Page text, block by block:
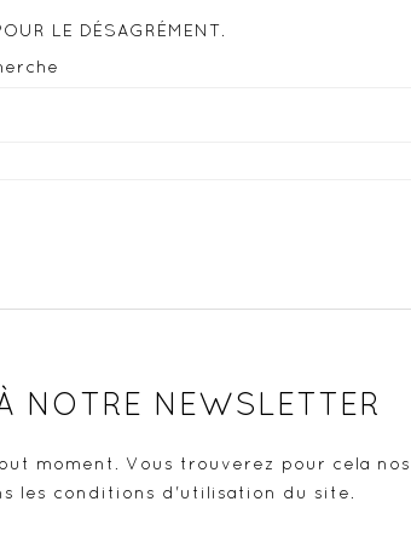
LE DÉSAGRÉMENT.
NOTRE NEWSLETTER
moment. Vous trouverez pour cela nos
les conditions d'utilisation du site.